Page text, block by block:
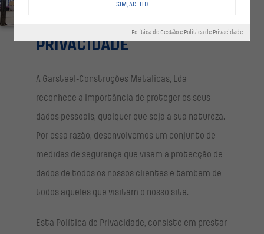
PRIVACIDADE
A Garsteel-Construções Metalicas, Lda
reconhece a importância de proteger os seus
dados pessoais, qualquer que seja a sua natureza.
Por essa razão, desenvolvemos um conjunto de
medidas de segurança que visam a protecção de
dados de todos os nossos clientes e também de
todos aqueles que visitam o nosso site.
Esta Política de Privacidade, consiste em prestar
SIM, ACEITO
Política de Gestão e Política de Privacidade